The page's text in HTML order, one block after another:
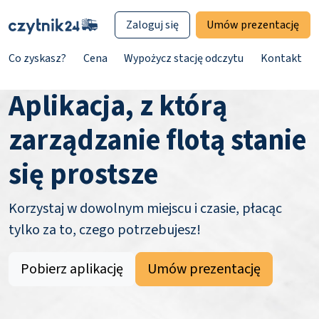
Co zyskasz? Cena Wypożycz stację odczytu Kontakt
Zaloguj się Umów prezentację
Aplikacja, z którą
zarządzanie flotą stanie
się prostsze
Korzystaj w dowolnym miejscu i czasie, płacąc
tylko za to, czego potrzebujesz!
Pobierz aplikację
Umów prezentację